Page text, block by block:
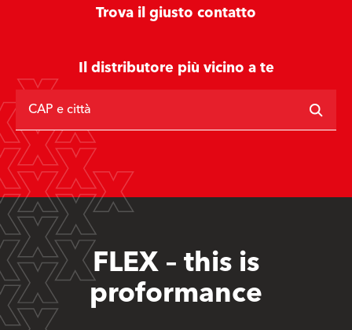
Trova il giusto contatto
Il distributore più vicino a te
CAP e città
FLEX – this is
proformance